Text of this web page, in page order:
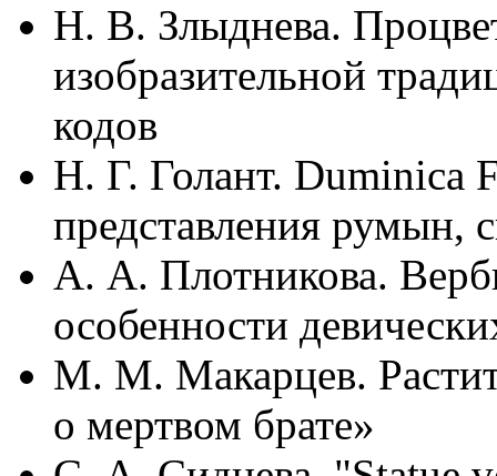
Н. В. Злыднева.
изобразительной
кодов
Н. Г. Голант. Duminica
представления румын,
А. А. Плотникова.
особенности
М. М. Макарцев.
о мертвом брате»